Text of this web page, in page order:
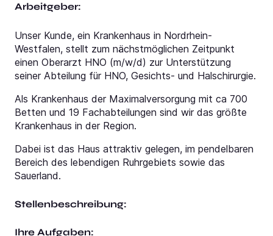
Arbeitgeber:
Unser Kunde, ein Krankenhaus in Nordrhein-
Westfalen, stellt zum nächstmöglichen Zeitpunkt
einen Oberarzt HNO (m/w/d) zur Unterstützung
seiner Abteilung für HNO, Gesichts- und Halschirurgie.
Als Krankenhaus der Maximalversorgung mit ca 700
Betten und 19 Fachabteilungen sind wir das größte
Krankenhaus in der Region.
Dabei ist das Haus attraktiv gelegen, im pendelbaren
Bereich des lebendigen Ruhrgebiets sowie das
Sauerland.
Stellenbeschreibung:
Ihre Aufgaben: